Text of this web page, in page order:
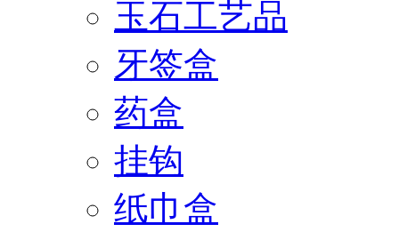
玉石工艺品
牙签盒
药盒
挂钩
纸巾盒